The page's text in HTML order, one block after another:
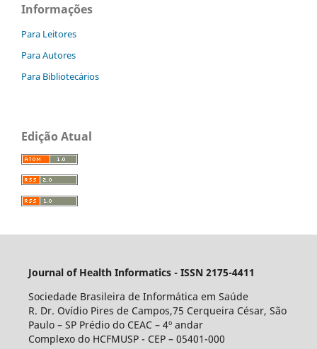
Informações
Para Leitores
Para Autores
Para Bibliotecários
Edição Atual
Journal of Health Informatics - ISSN 2175-4411
Sociedade Brasileira de Informática em Saúde
R. Dr. Ovídio Pires de Campos,75 Cerqueira César, São
Paulo – SP Prédio do CEAC – 4º andar
Complexo do HCFMUSP - CEP – 05401-000